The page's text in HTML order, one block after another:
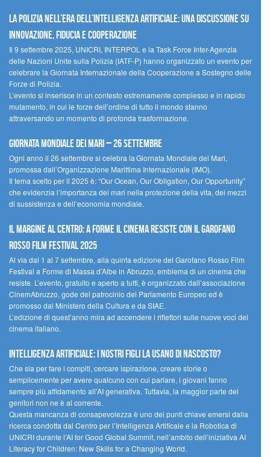
La polizia nell’era dell’Intelligenza Artificiale: una discussione su
innovazione, fiducia e cooperazione
Il 9 settembre 2025, UNICRI, INTERPOL e la Task Force Inter-Agenzia
delle Nazioni Unite sulla Polizia (IATF-P) hanno organizzato un evento per
celebrare la Giornata Internazionale della Cooperazione a Sostegno delle
Forze di Polizia.
L’evento si inserisce in un contesto estremamente complesso e in rapido
mutamento, in cui le forze dell’ordine di tutto il mondo stanno
attraversando un momento di profonda trasformazione.
Giornata Mondiale dei Mari – 26 settembre
Ogni anno il 26 settembre si celebra la Giornata Mondiale dei Mari,
promossa dall’Organizzazione Marittima Internazionale (IMO).
Il tema scelto per il 2025 è: “Our Ocean, Our Obligation, Our Opportunity”
che evidenzia l’importanza dei mari nella protezione della vita, dei mezzi
di sussistenza e dell’economia mondiale.
Il margine al centro: a Forme il cinema resiste con il Garofano
Rosso Film Festival 2025
Al via dal 1 al 7 settembre, alla quinta edizione del Garofano Rosso Film
Festival a Forme di Massa d’Albe in Abruzzo, emblema di un cinema che
resiste. L’evento, gratuito e aperto a tutti, è organizzato dall’associazione
CinemAbruzzo, gode del patrocinio del Parlamento Europeo ed è
promosso dal Ministero della Cultura e da SIAE.
L’edizione di quest’anno mira ad accendere i riflettori sulle nuove voci del
cinema italiano.
Intelligenza artificiale: i nostri figli la usano di nascosto?
Che sia per fare i compiti, cercare ispirazione, creare storie o
semplicemente per avere qualcuno con cui parlare, i giovani fanno
sempre più affidamento all’AI generativa. Tuttavia, la maggior parte dei
genitori non ne è al corrente.
Questa mancanza di consapevolezza è uno dei punti chiave emersi dalla
ricerca condotta dal Centro per l’Intelligenza Artificale e la Robotica di
UNICRI durante l’AI for Good Global Summit, nell’ambito dell’iniziativa AI
Literacy for Children: New Skills for a Changing World.